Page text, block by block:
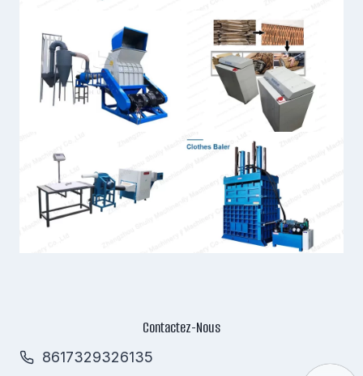
Contactez-Nous
8617329326135